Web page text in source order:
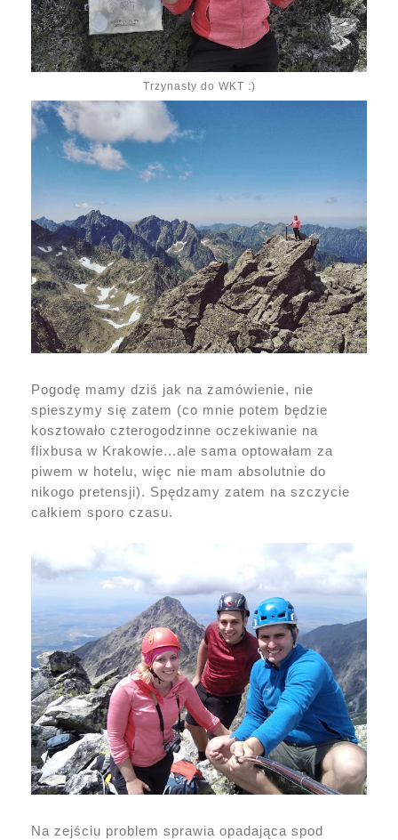
Trzynasty do WKT :)
Pogodę mamy dziś jak na zamówienie, nie
spieszymy się zatem (co mnie potem będzie
kosztowało czterogodzinne oczekiwanie na
flixbusa w Krakowie...ale sama optowałam za
piwem w hotelu, więc nie mam absolutnie do
nikogo pretensji). Spędzamy zatem na szczycie
całkiem sporo czasu.
Na zejściu problem sprawia opadająca spod